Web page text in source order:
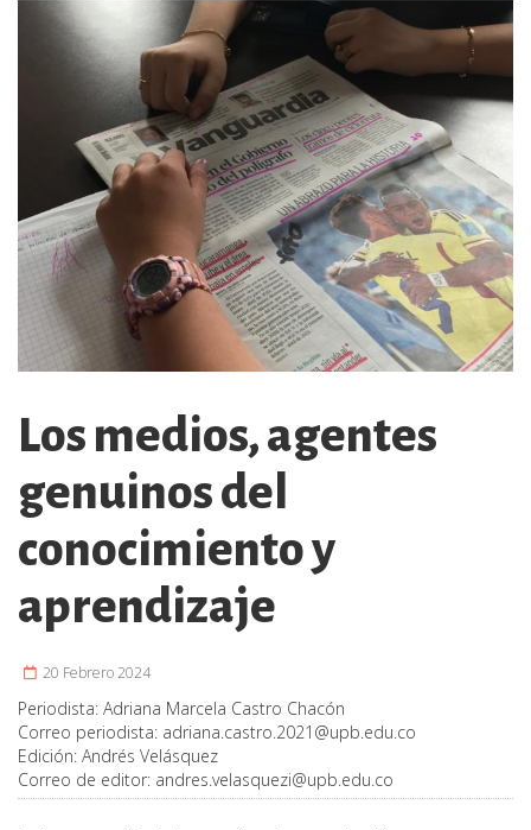
Los medios, agentes
genuinos del
conocimiento y
aprendizaje
20 Febrero 2024
Periodista: Adriana Marcela Castro Chacón
Correo periodista: adriana.castro.2021@upb.edu.co
Edición: Andrés Velásquez
Correo de editor: andres.velasquezi@upb.edu.co